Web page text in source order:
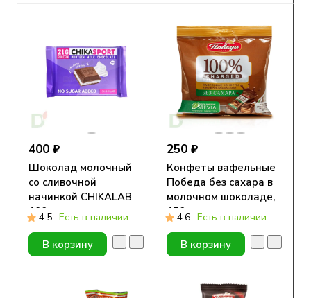
400 ₽
Шоколад молочный
со сливочной
начинкой CHIKALAB
100 гр
4.5 Есть в наличии
В корзину
250 ₽
Конфеты вафельные
Победа без сахара в
молочном шоколаде,
150г.
4.6 Есть в наличии
В корзину